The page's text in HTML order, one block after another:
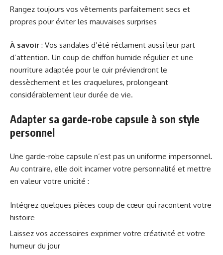
Rangez toujours vos vêtements parfaitement secs et
propres pour éviter les mauvaises surprises
À savoir : Vos sandales d’été réclament aussi leur part
d’attention. Un coup de chiffon humide régulier et une
nourriture adaptée pour le cuir préviendront le
dessèchement et les craquelures, prolongeant
considérablement leur durée de vie.
Adapter sa garde-robe capsule à son style
personnel
Une garde-robe capsule n’est pas un uniforme impersonnel.
Au contraire, elle doit incarner votre personnalité et mettre
en valeur votre unicité :
Intégrez quelques pièces coup de cœur qui racontent votre
histoire
Laissez vos accessoires exprimer votre créativité et votre
humeur du jour